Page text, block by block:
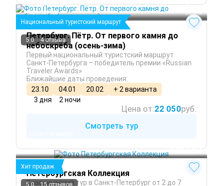
Ораниенбаум
Кронштадт
Национальный туристский маршрут
5.0 4 отзыва
Осень
Весна
Петербург. Пётр. От первого камня до
небоскрёба (осень-зима)
Первый национальный туристский маршрут
Санкт-Петербурга – победитель премии «Russian
Traveler Awards»
Ближайшие даты проведения:
23.10
04.01 20.02
+ 2 варианта
3 дня
2 ночи
Цена от:22 050руб.
Смотреть тур
Гатчина
Хит продаж
Круглый год
Петербургская Коллекция
Классический тур в Санкт-Петербург от 2 до 7